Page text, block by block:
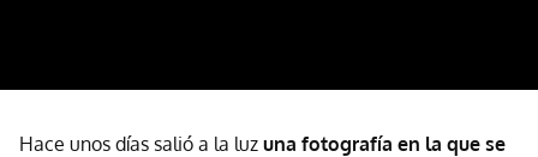
Hace unos días salió a la luz una fotografía en la que se